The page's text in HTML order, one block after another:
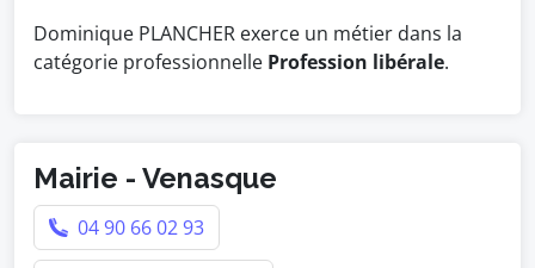
Dominique PLANCHER exerce un métier dans la
catégorie professionnelle Profession libérale.
Mairie - Venasque
04 90 66 02 93